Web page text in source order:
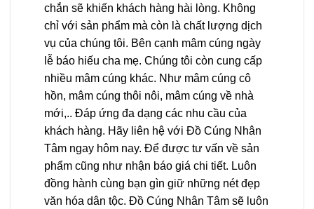
chắn sẽ khiến khách hàng hài lòng. Không
chỉ với sản phẩm mà còn là chất lượng dịch
vụ của chúng tôi. Bên cạnh mâm cúng ngày
lễ báo hiếu cha mẹ. Chúng tôi còn cung cấp
nhiều mâm cúng khác. Như mâm cúng cô
hồn, mâm cúng thôi nôi, mâm cúng về nhà
mới,.. Đáp ứng đa dạng các nhu cầu của
khách hàng. Hãy liên hệ với Đồ Cúng Nhân
Tâm ngay hôm nay. Để được tư vấn về sản
phẩm cũng như nhận báo giá chi tiết. Luôn
đồng hành cùng bạn gìn giữ những nét đẹp
văn hóa dân tộc. Đồ Cúng Nhân Tâm sẽ luôn